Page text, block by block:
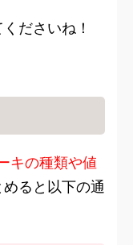
ださいね！
キの種類や値
ると以下の通